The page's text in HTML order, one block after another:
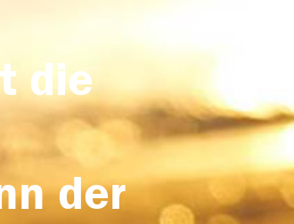
die
der